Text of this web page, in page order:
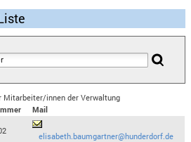
Mitarbeiter/innen der Verwaltung
Mail
elisabeth.baumgartner@hunderdorf.de